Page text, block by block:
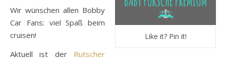
Like it? Pin it!
Wir wünschen allen Bobby
Car Fans: viel Spaß beim
cruisen!
Aktuell ist der Rutscher